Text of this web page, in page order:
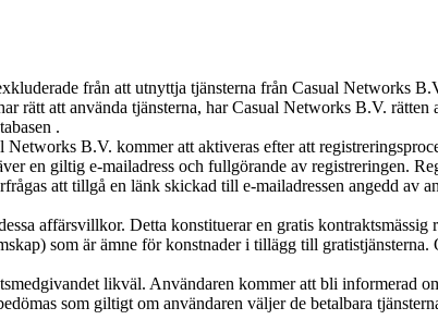
från att utnyttja tjänsterna från Casual Networks
rätt att använda tjänsterna, har Casual Networks B.V.
.
B.V. kommer att aktiveras efter att
en giltig e-mailadress och fullgörande av registreringen.
att tillgå en länk skickad till e-mailadressen angedd
affärsvillkor. Detta konstituerar en gratis
som är ämne för konstnader i tillägg till gratistjänsterna.
likväl. Användaren kommer att bli informerad
som giltigt om användaren väljer de betalbara